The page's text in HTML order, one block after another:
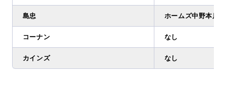
島忠 ホームズ中野本店
コーナン なし
カインズ なし